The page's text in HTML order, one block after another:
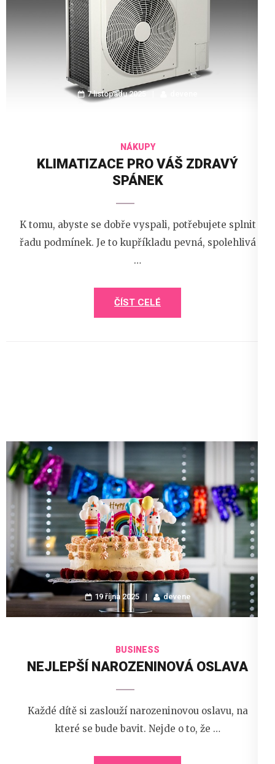
7 listopadu 2025
NÁKUPY
KLIMATIZACE PRO VÁŠ ZDRAVÝ
SPÁNEK
K tomu, abyste se dobře vyspali, potřebujete splnit
řadu podmínek. Je to kupříkladu pevná, spolehlivá
…
ČÍST CELÉ
19 října 2025 devene
BUSINESS
NEJLEPŠÍ NAROZENINOVÁ OSLAVA
Každé dítě si zaslouží narozeninovou oslavu, na
které se bude bavit. Nejde o to, že …